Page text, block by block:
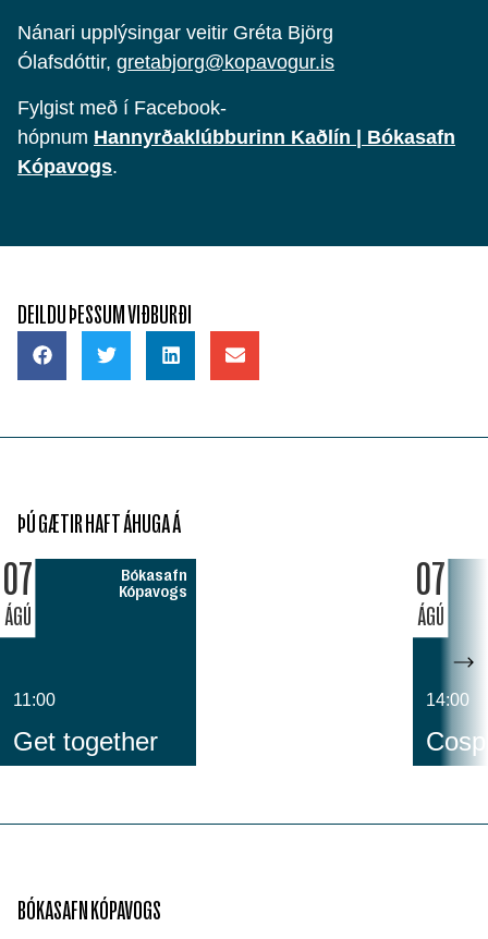
Nánari upplýsingar veitir Gréta Björg
Ólafsdóttir, gretabjorg@kopavogur.is
Fylgist með í Facebook-
hópnum Hannyrðaklúbburinn Kaðlín | Bókasafn
Kópavogs.
DEILDU ÞESSUM VIÐBURÐI
ÞÚ GÆTIR HAFT ÁHUGA Á
07
ÁGÚ
Bókasafn
Kópavogs
11:00
Get together
07
ÁGÚ
14:00
BÓKASAFN KÓPAVOGS